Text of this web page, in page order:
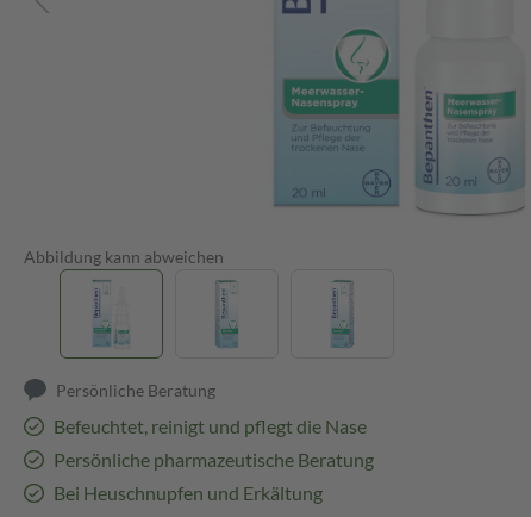
Abbildung kann abweichen
Persönliche Beratung
Befeuchtet, reinigt und pflegt die Nase
Persönliche pharmazeutische Beratung
Bei Heuschnupfen und Erkältung